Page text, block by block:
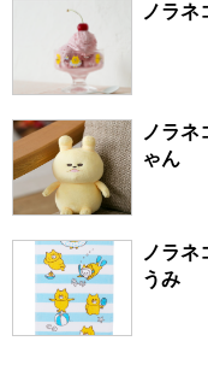
ノラ
ゃん
ノラ
うみ